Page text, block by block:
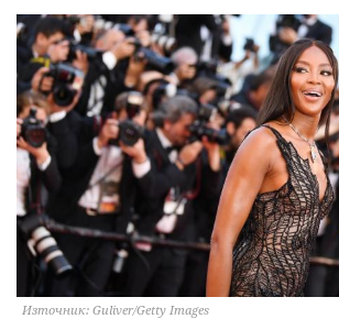
Източник: Guliver/Getty Images